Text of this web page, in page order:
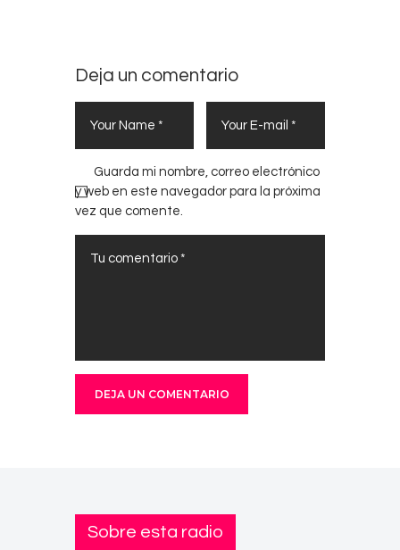
Deja un comentario
Guarda mi nombre, correo electrónico
y web en este navegador para la próxima
vez que comente.
Sobre esta radio